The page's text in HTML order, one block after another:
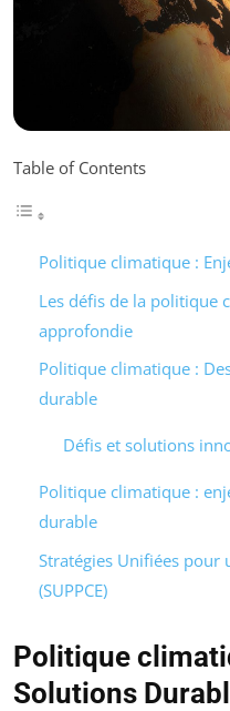
Table of Contents
Politique climatique :
Les défis de la politique
approfondie
Politique climatique :
durable
Défis et solutions
Politique climatique :
durable
Stratégies Unifiées pour
(SUPPCE)
Politique
Solutions